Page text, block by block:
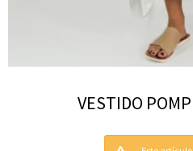
VESTIDO